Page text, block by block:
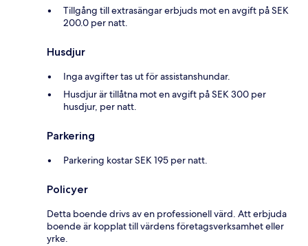
Tillgång till extrasängar erbjuds mot en avgift på SEK
200.0 per natt.
Husdjur
Inga avgifter tas ut för assistanshundar.
Husdjur är tillåtna mot en avgift på SEK 300 per
husdjur, per natt.
Parkering
Parkering kostar SEK 195 per natt.
Policyer
Detta boende drivs av en professionell värd. Att erbjuda
boende är kopplat till värdens företagsverksamhet eller
yrke.